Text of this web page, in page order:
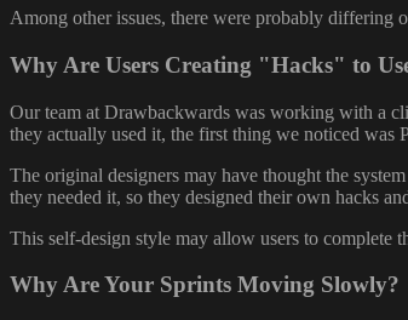
Among other issues, there were probably differing
Why Are Users Creating "Hacks" to
Our team at Drawbackwards was working with a
they actually used it, the first thing we noticed was
The original designers may have thought the
they needed it, so they designed their own hacks
This self-design style may allow users to complete
Why Are Your Sprints Moving Slowly?